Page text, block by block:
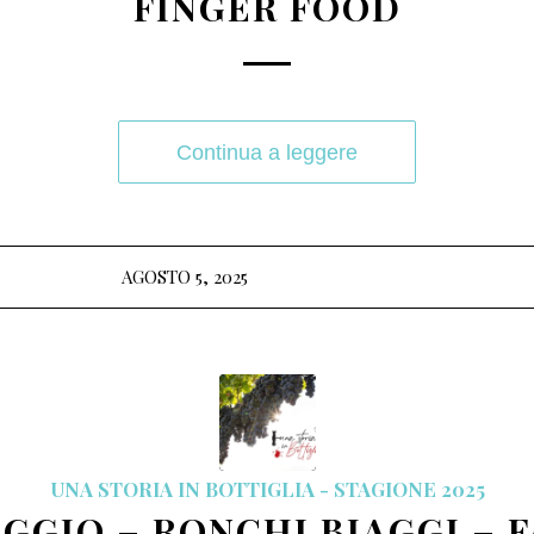
Continua a leggere
AGOSTO 5, 2025
UNA STORIA IN BOTTIGLIA - STAGIONE 2025